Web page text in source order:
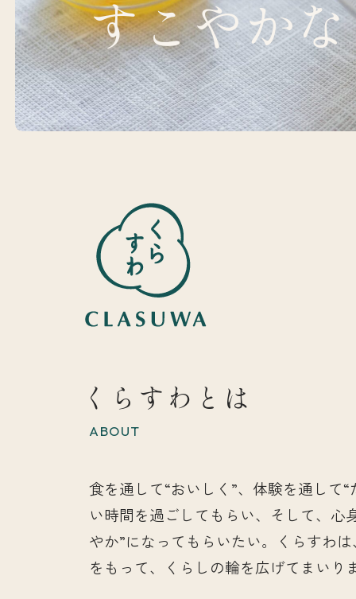
すこやか
くらすわとは
ABOUT
食を通して“おいしく”、体験を通して“
い時間を過ごしてもらい、そして、心
やか”になってもらいたい。くらすわ
をもって、くらしの輪を広げてまいりま